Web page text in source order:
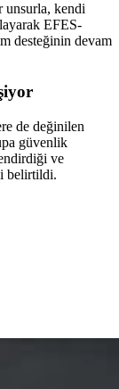
unsurla, kendi
EFES-
desteğinin devam
de değinilen
güvenlik
ve
belirtildi.